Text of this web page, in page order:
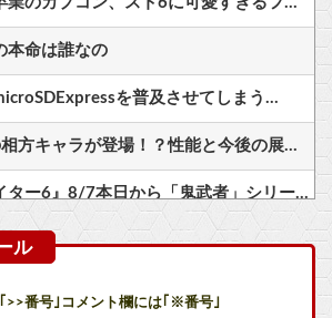
本命は誰なの
を普及させてしまう…
【衝撃】風火輪αの相方キャラが登場！？性能と今後の展開がこちら
『ストリートファイター6』8/7本日から「鬼武者」シリーズとのコラボイベント「鬼ノ道×拳ノ道」が期間限定開催（～8/31）期間中ログインで「鬼EXカラー」などのプレゼント…
マリオカートって結局スーパーファミコンの初代のやつが一番面白いんだろ？
>>番号｣コメント欄には｢※番号｣